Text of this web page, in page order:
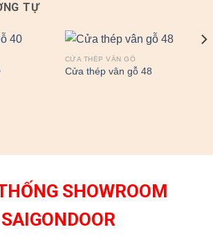
TỰ
CỬA THÉP VÂN GỖ
Cửa thép vân gỗ 48
SHOWROOM
SAIGONDOOR